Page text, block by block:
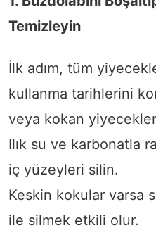
Temizleyin
İlk adım, tüm
kullanma tarihlerini
veya kokan
Ilık su ve karbonatla
iç yüzeyleri silin.
Keskin kokular varsa
ile silmek etkili olur.